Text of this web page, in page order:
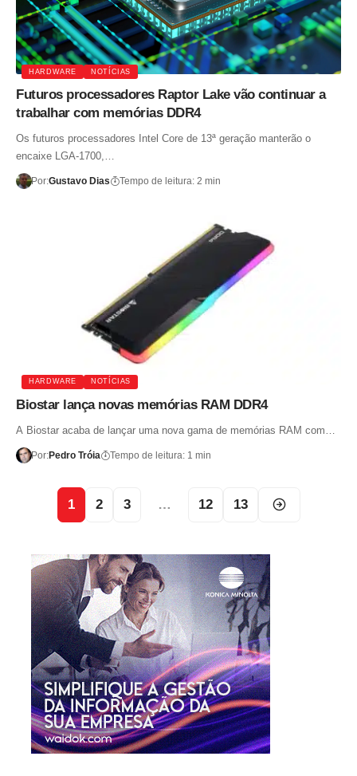
HARDWARE NOTÍCIAS
Futuros processadores Raptor Lake vão continuar a
trabalhar com memórias DDR4
Os futuros processadores Intel Core de 13ª geração manterão o
encaixe LGA-1700,…
Por:Gustavo Dias Tempo de leitura: 2 min
HARDWARE NOTÍCIAS
Biostar lança novas memórias RAM DDR4
A Biostar acaba de lançar uma nova gama de memórias RAM com…
Por:Pedro Tróia Tempo de leitura: 1 min
1 2 3 … 12 13